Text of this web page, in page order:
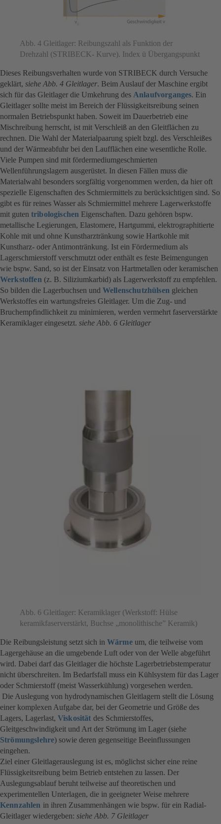
Abb. 4 Gleitlager: Reibungszahl als Funktion der
Drehzahl (STRIBECK- Kurve). Index ü Übergangspunkt
Dieses Reibungsverhalten wurde von STRIBECK durch Versuche
geklärt, siehe Abb. 4 Gleitlager. Beim Auslauf der Maschine ergibt
sich für das Gleitlager die Umkehrung des Anlaufvorganges. Ein
Gleitlager sollte meist im Bereich der Flüssigkeitsreibung seinen
normalen Betriebspunkt haben. Soweit im Dauerbetrieb eine
Mischreibung herrscht, ist mit Verschleiß an den Gleitflächen zu
rechnen. Die Wahl der Materialpaarung spielt bzgl. des Verschleißes
und der Wärmeabfuhr bei den Laufflächen eine wesentliche Rolle.
Viele Pumpen sind mit fördermediumgeschmierten
Wellenführungslagern ausgerüstet. In diesen Fällen muss die
Materialwahl besonders sorgfältig vorgenommen werden, da hier oft
spezielle Eigenschaften des Schmiermittels zu berücksichtigen sind. So
gibt es für reines Wasser als Schmiermittel mehrere Lagerwerkstoffe
mit guten tribologischen Eigenschaften. Dazu gehören bspw.
metallische Legierungen, Elastomere, Hartgummi, elektrographitierte
Kohle mit und ohne Kunstharztränkung sowie Hartkohle mit
Kunstharz- oder Antimontränkung. Ist ein Fördermedium als
Lagerschmierstoff verschmutzt oder enthält es feste Beimengungen
wie bspw. Sand, so ist der Einsatz von Hartmetallen oder keramischen
Werkstoffen (z. B. Siliziumkarbid) als Lagerwerkstoff zu empfehlen.
So bilden die Lagerbuchsen und Wellenschutzhülsen gleichen
Werkstoffes ein wartungsfreies Gleitlager. Um die Zug- und
Bruchempfindlichkeit zu minimieren, werden vermehrt faserverstärkte
Keramiklager eingesetzt. siehe Abb. 6 Gleitlager
Abb. 6 Gleitlager: Keramiklager (Werkstoff: Hülse
keramikfaserverstärkt, Buchse „monolithische” Keramik)
Die Reibungsleistung setzt sich in Wärmeum, die teilweise vom
Lagergehäuse an die umgebende Luft oder von der Welle abgeführt
wird. Dabei darf das Gleitlager die höchste Lagerbetriebstemperatur
nicht überschreiten. Im Bedarfsfall muss ein Kühlsystem für das Lager
oder Schmierstoff (meist Wasserkühlung) vorgesehen werden.
Die Auslegung von hydrodynamischen Gleitlagern stellt die Lösung
einer komplexen Aufgabe dar, bei der Geometrie und Größe des
Lagers, Lagerlast, Viskosität des Schmierstoffes,
Gleitgeschwindigkeit und Art der Strömung im Lager (siehe
Strömungslehre) sowie deren gegenseitige Beeinflussungen
eingehen.
Ziel einer Gleitlagerauslegung ist es, möglichst sicher eine reine
Flüssigkeitsreibung beim Betrieb entstehen zu lassen. Der
Auslegungsablauf beruht teilweise auf theoretischen und
experimentellen Unterlagen, die in geeigneter Weise mehrere
Kennzahlen in ihren Zusammenhängen wie bspw. für ein Radial-
Gleitlager wiedergeben: siehe Abb. 7 Gleitlager